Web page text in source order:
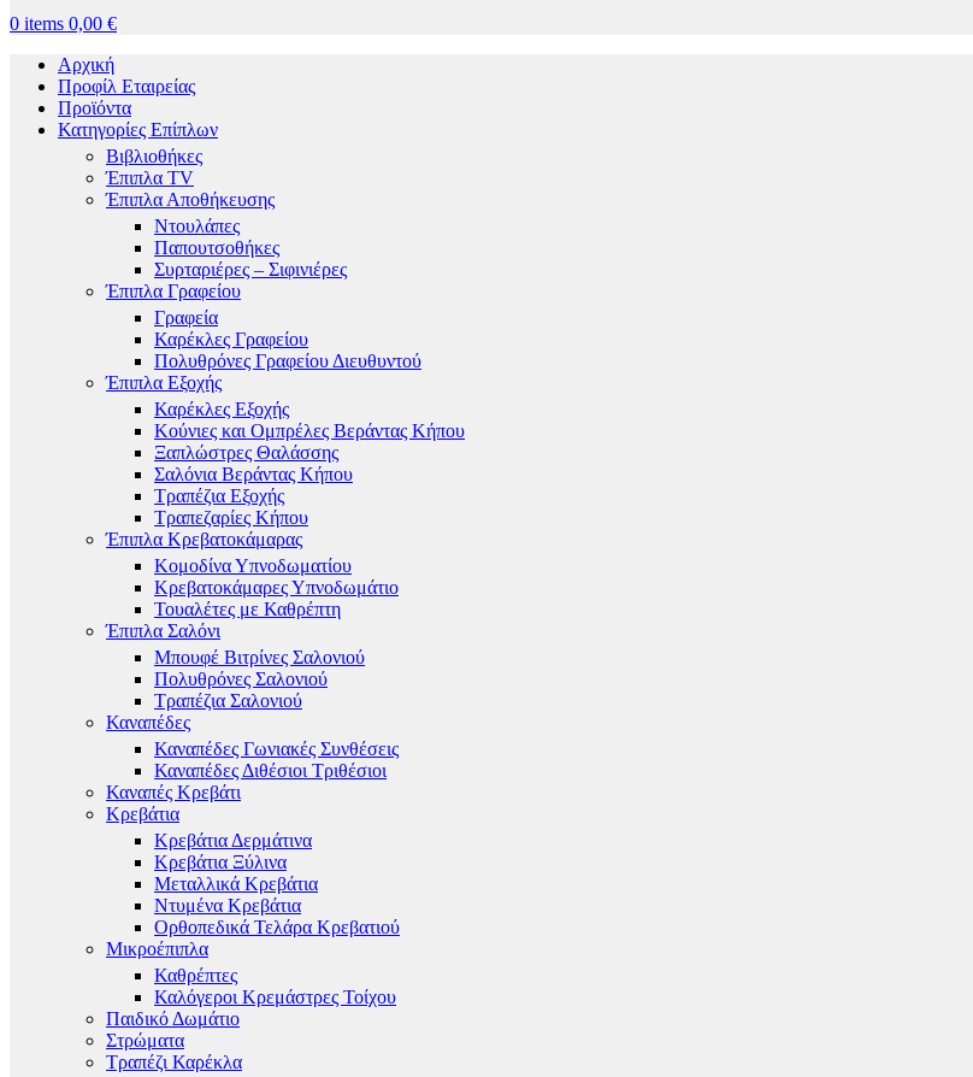
0 items 0,00 €
Αρχική
Προφίλ Εταιρείας
Προϊόντα
Κατηγορίες Επίπλων
Βιβλιοθήκες
Έπιπλα TV
Έπιπλα Αποθήκευσης
Ντουλάπες
Παπουτσοθήκες
Συρταριέρες – Σιφινιέρες
Έπιπλα Γραφείου
Γραφεία
Καρέκλες Γραφείου
Πολυθρόνες Γραφείου Διευθυντού
Έπιπλα Εξοχής
Καρέκλες Εξοχής
Κούνιες και Ομπρέλες Βεράντας Κήπου
Ξαπλώστρες Θαλάσσης
Σαλόνια Βεράντας Κήπου
Τραπέζια Εξοχής
Τραπεζαρίες Κήπου
Έπιπλα Κρεβατοκάμαρας
Κομοδίνα Υπνοδωματίου
Κρεβατοκάμαρες Υπνοδωμάτιο
Τουαλέτες με Καθρέπτη
Έπιπλα Σαλόνι
Μπουφέ Βιτρίνες Σαλονιού
Πολυθρόνες Σαλονιού
Τραπέζια Σαλονιού
Καναπέδες
Καναπέδες Γωνιακές Συνθέσεις
Καναπέδες Διθέσιοι Τριθέσιοι
Καναπές Κρεβάτι
Κρεβάτια
Κρεβάτια Δερμάτινα
Κρεβάτια Ξύλινα
Μεταλλικά Κρεβάτια
Ντυμένα Κρεβάτια
Ορθοπεδικά Τελάρα Κρεβατιού
Μικροέπιπλα
Καθρέπτες
Καλόγεροι Κρεμάστρες Τοίχου
Παιδικό Δωμάτιο
Στρώματα
Τραπέζι Καρέκλα